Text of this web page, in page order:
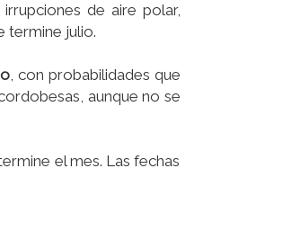
de aire polar,
termine julio.
, con probabilidades que
aunque no se
el mes. Las fechas